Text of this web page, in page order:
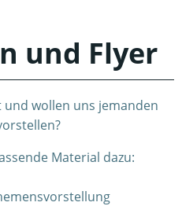
und Flyer
und wollen uns jemanden
Material dazu: